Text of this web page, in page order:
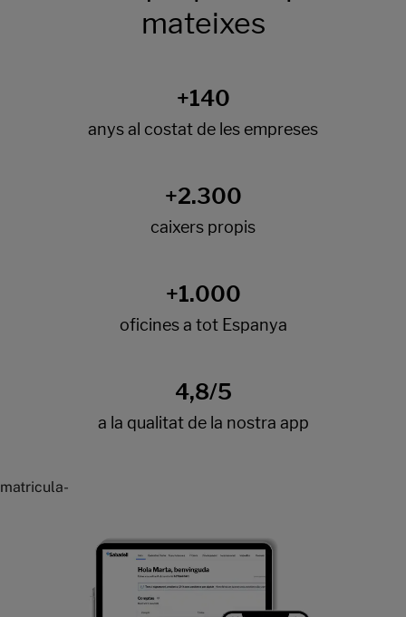
mateixes
matricula-